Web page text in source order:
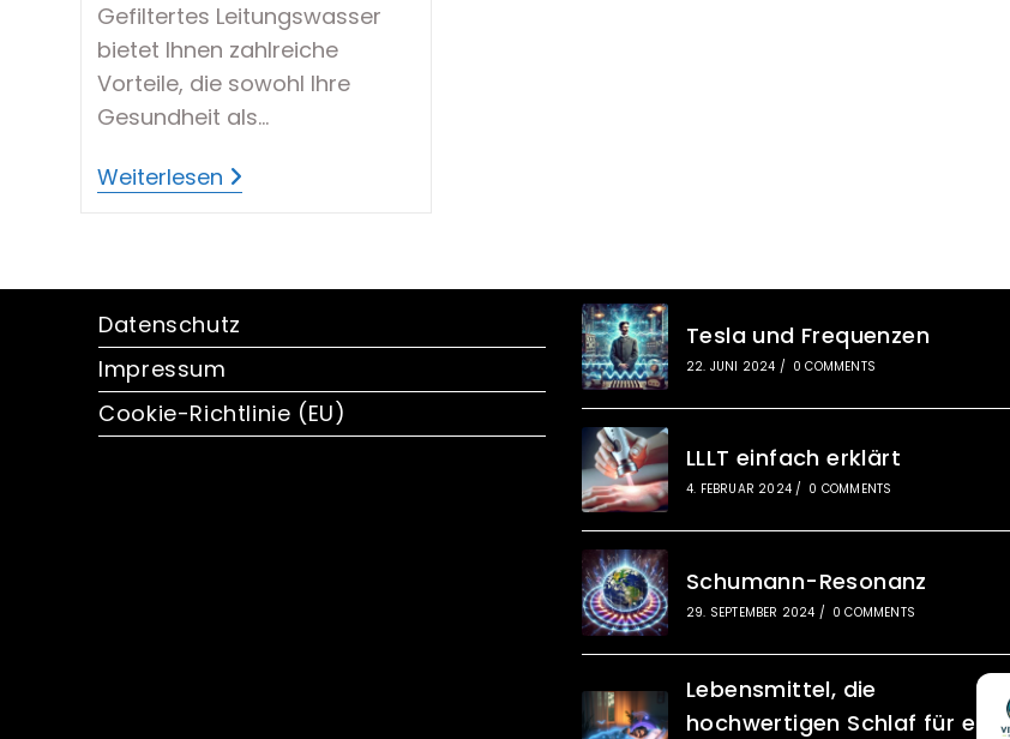
Gefiltertes Leitungswasser
bietet Ihnen zahlreiche
Vorteile, die sowohl Ihre
Gesundheit als…
WeiterlesenDie
Vorteile
Gesundheit,
Und
Umweltschutz
Datenschutz
Impressum
Cookie-Richtlinie (EU)
Tesla und Frequenzen
22. JUNI 2024 / 0 COMMENTS
LLLT einfach erklärt
4. FEBRUAR 2024 / 0 COMMENTS
Schumann-Resonanz
29. SEPTEMBER 2024 / 0 COMMENTS
Lebensmittel, die
hochwertigen Schlaf für eine